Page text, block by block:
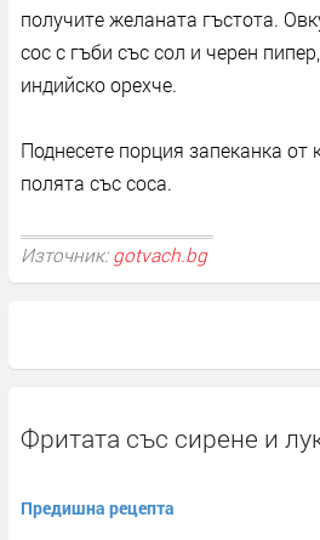
получите желаната гъстота.
сос с гъби със сол и черен
индийско орехче.
Поднесете порция запеканка от
полята със соса.
Източник: gotvach.bg
Фритата със сирене и
Предишна рецепта